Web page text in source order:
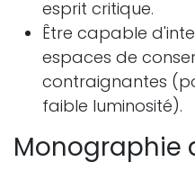
esprit critique.
Être capable
espaces de
contraignantes
faible luminosité).
Monographie